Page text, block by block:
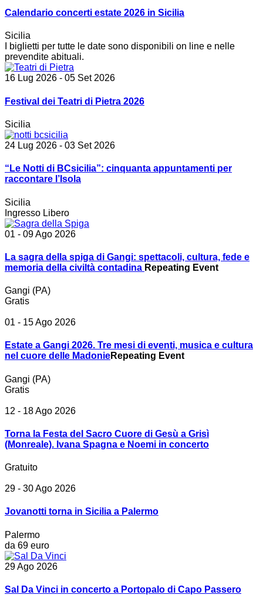
Calendario concerti estate 2026 in Sicilia
Sicilia
I biglietti per tutte le date sono disponibili on line e nelle
prevendite abituali.
16 Lug 2026 - 05 Set 2026
Festival dei Teatri di Pietra 2026
Sicilia
24 Lug 2026 - 03 Set 2026
“Le Notti di BCsicilia”: cinquanta appuntamenti per
raccontare l’Isola
Sicilia
Ingresso Libero
01 - 09 Ago 2026
La sagra della spiga di Gangi: spettacoli, cultura, fede e
memoria della civiltà contadina Repeating Event
Gangi (PA)
Gratis
01 - 15 Ago 2026
Estate a Gangi 2026. Tre mesi di eventi, musica e cultura
nel cuore delle MadonieRepeating Event
Gangi (PA)
Gratis
12 - 18 Ago 2026
Torna la Festa del Sacro Cuore di Gesù a Grisì
(Monreale). Ivana Spagna e Noemi in concerto
Gratuito
29 - 30 Ago 2026
Jovanotti torna in Sicilia a Palermo
Palermo
da 69 euro
29 Ago 2026
Sal Da Vinci in concerto a Portopalo di Capo Passero